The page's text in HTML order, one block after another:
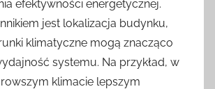
efektywności energetycznej.
jest lokalizacja budynku,
klimatyczne mogą znacząco
systemu. Na przykład, w
klimacie lepszym